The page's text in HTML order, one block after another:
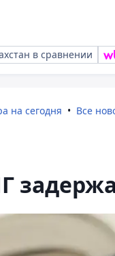
в сравнении
на сегодня Все